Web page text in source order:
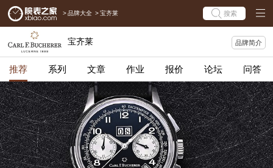
> 品牌大全 > 宝齐莱 搜索
宝齐莱 品牌简介
推荐 系列 文章 作业 报价 论坛 问答